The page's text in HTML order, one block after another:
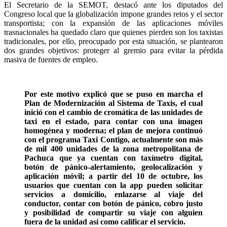
El Secretario de la SEMOT, destacó ante los diputados del
Congreso local que la globalización impone grandes retos y el sector
transportista; con la expansión de las aplicaciones móviles
trasnacionales ha quedado claro que quienes pierden son los taxistas
tradicionales, por ello, preocupado por esta situación, se plantearon
dos grandes objetivos: proteger al gremio para evitar la pérdida
masiva de fuentes de empleo.
Por este motivo explicó que se puso en marcha el
Plan de Modernización al Sistema de Taxis, el cual
inició con el cambio de cromática de las unidades de
taxi en el estado, para contar con una imagen
homogénea y moderna; el plan de mejora continuó
con el programa Taxi Contigo, actualmente son más
de mil 400 unidades de la zona metropolitana de
Pachuca que ya cuentan con taxímetro digital,
botón de pánico-alertamiento, geolocalización y
aplicación móvil; a partir del 10 de octubre, los
usuarios que cuentan con la app pueden solicitar
servicios a domicilio, enlazarse al viaje del
conductor, contar con botón de pánico, cobro justo
y posibilidad de compartir su viaje con alguien
fuera de la unidad así como calificar el servicio.